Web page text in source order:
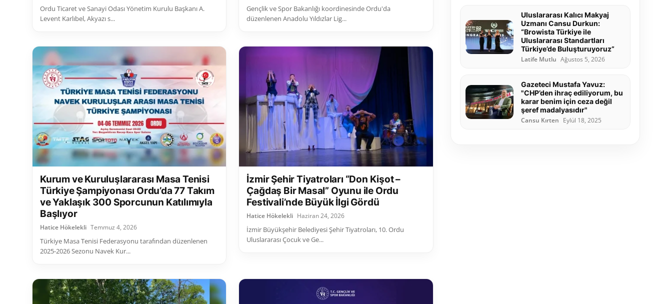
Ordu Ticaret ve Sanayi Odası Yönetim Kurulu Başkanı A.
Levent Karlıbel, Akyazı s...
Gençlik ve Spor Bakanlığı koordinesinde Ordu'da
düzenlenen Anadolu Yıldızlar Lig...
Kurum ve Kuruluşlararası Masa Tenisi
Türkiye Şampiyonası Ordu’da 77 Takım
ve Yaklaşık 300 Sporcunun Katılımıyla
Başlıyor
Hatice Hökelekli Temmuz 4, 2026
Türkiye Masa Tenisi Federasyonu tarafından düzenlenen
2025-2026 Sezonu Navek Kur...
İzmir Şehir Tiyatroları “Don Kişot –
Çağdaş Bir Masal” Oyunu ile Ordu
Festivali’nde Büyük İlgi Gördü
Hatice Hökelekli Haziran 24, 2026
İzmir Büyükşehir Belediyesi Şehir Tiyatroları, 10. Ordu
Uluslararası Çocuk ve Ge...
Uluslararası Kalıcı Makyaj
Uzmanı Cansu Durkun:
“Browista Türkiye ile
Uluslararası Standartları
Türkiye’de Buluşturuyoruz”
Latife Mutlu Ağustos 5, 2026
Gazeteci Mustafa Yavuz:
"CHP’den ihraç ediliyorum, bu
karar benim için ceza değil
şeref madalyasıdır"
Cansu Kırten Eylül 18, 2025